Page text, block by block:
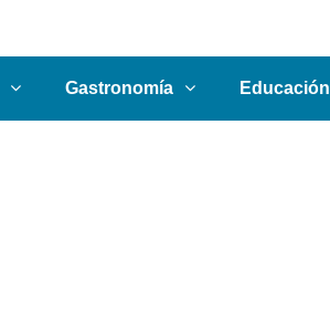
Gastronomía Educación